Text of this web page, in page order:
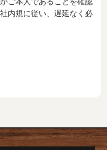
内規に従い、遅延なく必